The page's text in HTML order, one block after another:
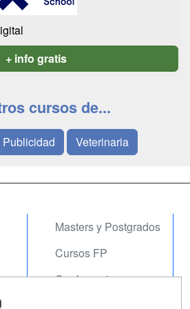
+ info gratis
cursos de...
Publicidad Veterinaria
Masters y Postgrados
Cursos FP
Conferencias